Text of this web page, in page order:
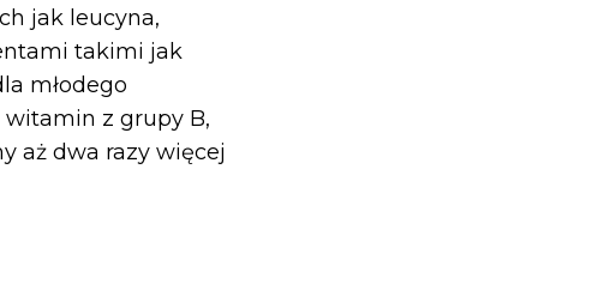
jak leucyna,
takimi jak
młodego
witamin z grupy B,
aż dwa razy więcej